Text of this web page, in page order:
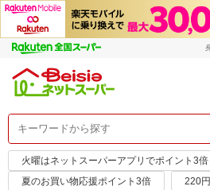
火曜はネットスーパーアプリでポイント3倍
夏のお買い物応援ポイント3倍
220